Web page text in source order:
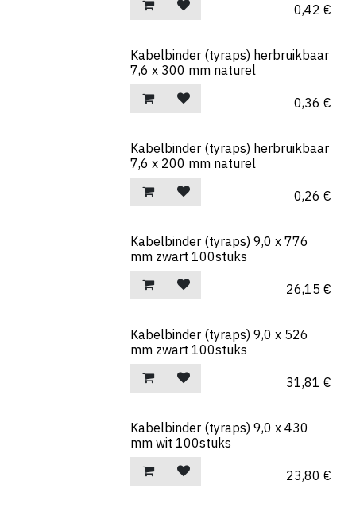
0,42 €
Kabelbinder (tyraps) herbruikbaar
7,6 x 300 mm naturel
0,36 €
Kabelbinder (tyraps) herbruikbaar
7,6 x 200 mm naturel
0,26 €
Kabelbinder (tyraps) 9,0 x 776
mm zwart 100stuks
26,15 €
Kabelbinder (tyraps) 9,0 x 526
mm zwart 100stuks
31,81 €
Kabelbinder (tyraps) 9,0 x 430
mm wit 100stuks
23,80 €